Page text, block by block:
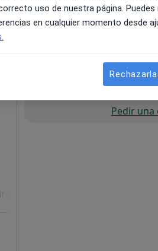
4
Pedir una
uso de nuestra página.
en cualquier momento desde